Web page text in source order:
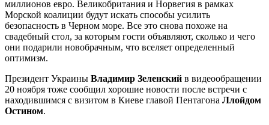
миллионов евро. Великобритания и Норвегия в рамках
Морской коалиции будут искать способы усилить
безопасность в Черном море. Все это снова похоже на
свадебный стол, за которым гости объявляют, сколько и чего
они подарили новобрачным, что вселяет определенный
оптимизм.
Президент Украины Владимир Зеленский в видеообращении
20 ноября тоже сообщил хорошие новости после встречи с
находившимся с визитом в Киеве главой Пентагона Ллойдом
Остином.